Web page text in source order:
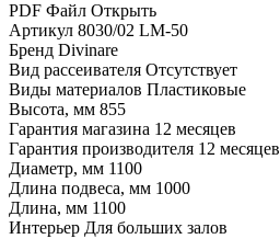
PDF Файл Открыть
Артикул 8030/02 LM-50
Бренд Divinare
Вид рассеивателя Отсутствует
Виды материалов Пластиковые
Высота, мм 855
Гарантия магазина 12 месяцев
Гарантия производителя 12 месяцев
Диаметр, мм 1100
Длина подвеса, мм 1000
Длина, мм 1100
Интерьер Для больших залов